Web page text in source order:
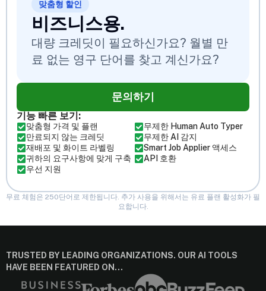
맞춤형 할인
비즈니스용.
대량 크레딧이 필요하신가요? 월별 만
료 없는 영구 단어를 찾고 계신가요?
문의하기
기능 빠른 보기:
맞춤형 가격 및 플랜
만료되지 않는 크레딧
재배포 및 화이트 라벨링
귀하의 요구사항에 맞게 구축
우선 지원
무제한 Human Auto Typer
무제한 AI 감지
Smart Job Applier 액세스
API 호환
무료 체험은 250단어로 제한됩니다. 추가 사용을 위해서는 유료 플랜 활성화가 필
요합니다.
TRUSTED BY LEADING ORGANIZATIONS. OUR AI TOOLS
HAVE BEEN FEATURED ON…